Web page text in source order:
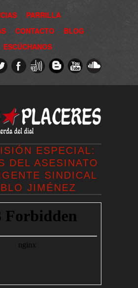
PARRILLA
CONTACTO
BLOG
ESCÚCHANOS
ESPECIAL:
DEL ASESINATO
SINDICAL
JIMÉNEZ